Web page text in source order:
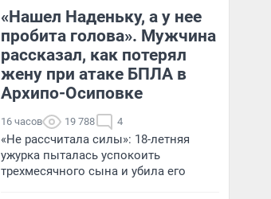
«Нашел Наденьку, а у нее
пробита голова». Мужчина
рассказал, как потерял
жену при атаке БПЛА в
Архипо-Осиповке
16 часов 19 788 4
«Не рассчитала силы»: 18-летняя
ужурка пыталась успокоить
трехмесячного сына и убила его